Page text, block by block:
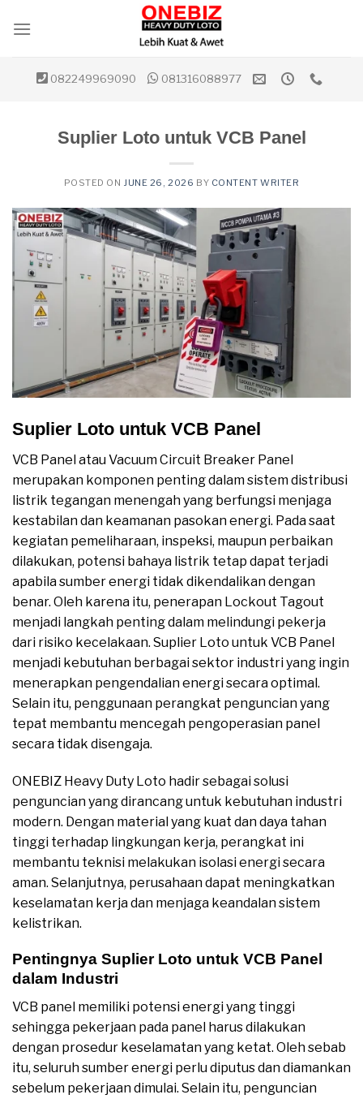
082249969090 081316088977
Suplier Loto untuk VCB Panel
POSTED ON JUNE 26, 2026 BY CONTENT WRITER
Suplier Loto untuk VCB Panel
VCB Panel atau Vacuum Circuit Breaker Panel
merupakan komponen penting dalam sistem distribusi
listrik tegangan menengah yang berfungsi menjaga
kestabilan dan keamanan pasokan energi. Pada saat
kegiatan pemeliharaan, inspeksi, maupun perbaikan
dilakukan, potensi bahaya listrik tetap dapat terjadi
apabila sumber energi tidak dikendalikan dengan
benar. Oleh karena itu, penerapan Lockout Tagout
menjadi langkah penting dalam melindungi pekerja
dari risiko kecelakaan. Suplier Loto untuk VCB Panel
menjadi kebutuhan berbagai sektor industri yang ingin
menerapkan pengendalian energi secara optimal.
Selain itu, penggunaan perangkat penguncian yang
tepat membantu mencegah pengoperasian panel
secara tidak disengaja.
ONEBIZ Heavy Duty Loto hadir sebagai solusi
penguncian yang dirancang untuk kebutuhan industri
modern. Dengan material yang kuat dan daya tahan
tinggi terhadap lingkungan kerja, perangkat ini
membantu teknisi melakukan isolasi energi secara
aman. Selanjutnya, perusahaan dapat meningkatkan
keselamatan kerja dan menjaga keandalan sistem
kelistrikan.
Pentingnya Suplier Loto untuk VCB Panel
dalam Industri
VCB panel memiliki potensi energi yang tinggi
sehingga pekerjaan pada panel harus dilakukan
dengan prosedur keselamatan yang ketat. Oleh sebab
itu, seluruh sumber energi perlu diputus dan diamankan
sebelum pekerjaan dimulai. Selain itu, penguncian